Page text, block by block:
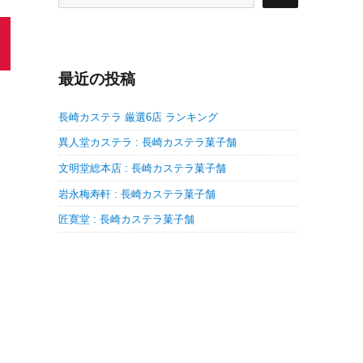
最近の投稿
長崎カステラ 厳選6店 ランキング
異人堂カステラ : 長崎カステラ菓子舗
文明堂総本店 : 長崎カステラ菓子舗
岩永梅寿軒 : 長崎カステラ菓子舗
匠寛堂 : 長崎カステラ菓子舗